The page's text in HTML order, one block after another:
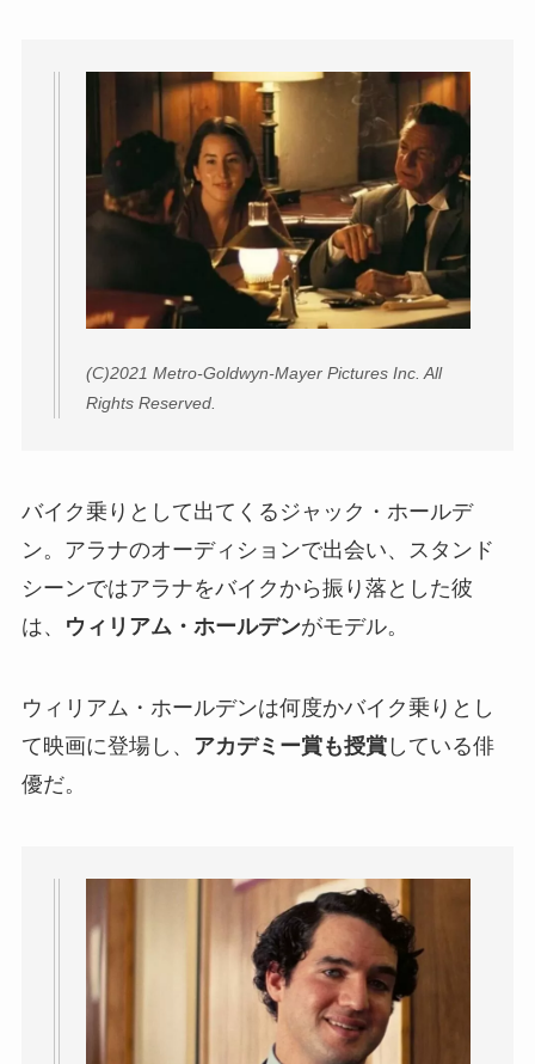
(C)2021 Metro-Goldwyn-Mayer Pictures Inc. All
Rights Reserved.
バイク乗りとして出てくるジャック・ホールデ
ン。アラナのオーディションで出会い、スタンド
シーンではアラナをバイクから振り落とした彼
は、
ウィリアム・ホールデンがモデル。
ウィリアム・ホールデンは何度かバイク乗りとし
て映画に登場し、 アカデミー賞も授賞している俳
優だ。